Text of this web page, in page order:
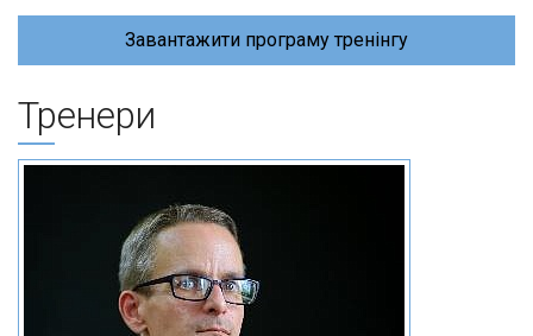
Завантажити програму тренінгу
Тренери